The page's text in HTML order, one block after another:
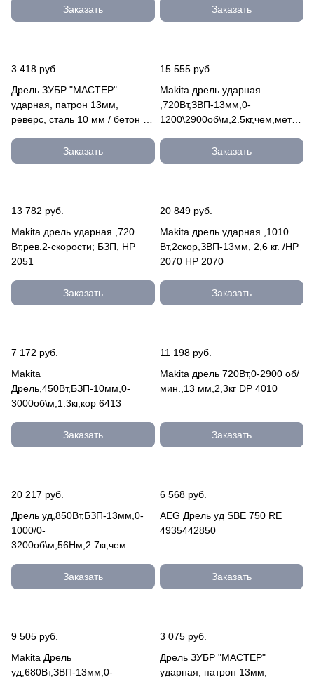
Заказать
дерево-20мм, 0-3000об/
ЗДУ-780 ЭРМ2
Заказать
3 418 руб.
Дрель ЗУБР "МАСТЕР"
ударная, патрон 13мм,
реверс, сталь 10 мм / бетон 13
ДУ-810 ЭРМ2Заказать
15 555 руб.
Makita дрель ударная
,720Вт,ЗВП-13мм,0-
1200\2900об\м,2.5кг,чем,мет
Заказать
13 782 руб.
Makita дрель ударная ,720
Вт,рев.2-скорости; БЗП, HP
2051
Заказать
20 849 руб.
Makita дрель ударная ,1010
Вт,2скор,ЗВП-13мм, 2,6 кг. /HP
2070 HP 2070
Заказать
7 172 руб.
Makita
Дрель,450Вт,БЗП-10мм,0-
3000об\м,1.3кг,кор 6413
Заказать
11 198 руб.
Makita дрель 720Вт,0-2900 об/
мин.,13 мм,2,3кг DP 4010
Заказать
20 217 руб.
Дрель уд,850Вт,БЗП-13мм,0-
1000/0-
3200об\м,56Нм,2.7кг,чем
Заказать
6 568 руб.
АEG Дрель уд SBE 750 RE
4935442850
Заказать
9 505 руб.
Makita Дрель
уд,680Вт,ЗВП-13мм,0-
3 075 руб.
Дрель ЗУБР "МАСТЕР"
ударная, патрон 13мм,